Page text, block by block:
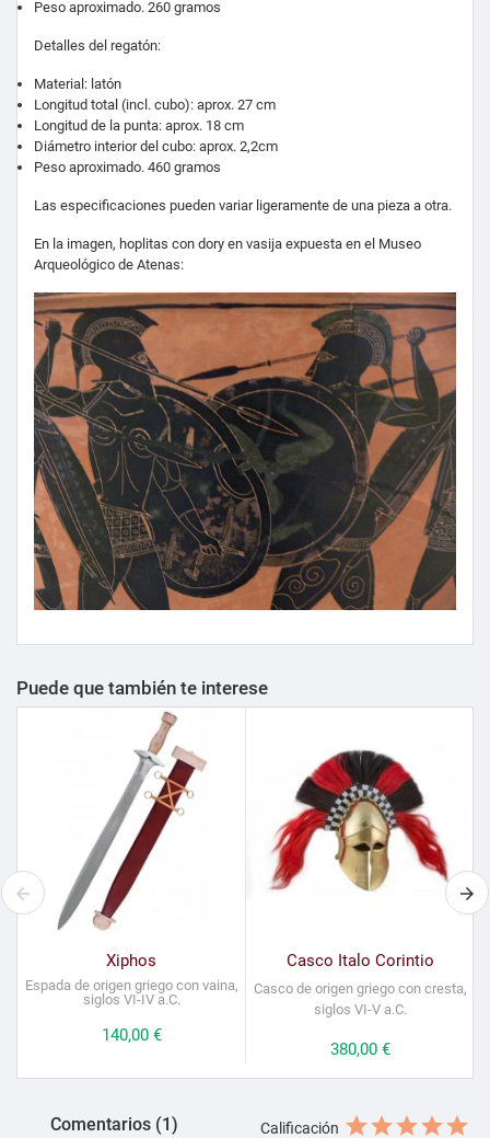
Peso aproximado. 260 gramos
Detalles del regatón:
Material: latón
Longitud total (incl. cubo): aprox. 27 cm
Longitud de la punta: aprox. 18 cm
Diámetro interior del cubo: aprox. 2,2cm
Peso aproximado. 460 gramos
Las especificaciones pueden variar ligeramente de una pieza a otra.
En la imagen, hoplitas con dory en vasija expuesta en el Museo
Arqueológico de Atenas:
Puede que también te interese
Xiphos
Espada de origen griego con vaina,
siglos VI-IV a.C.
Precio
140,00 €
Casco Italo Corintio
Casco de origen griego con cresta,
siglos VI-V a.C.
Precio
380,00 €
Comentarios (1) Calificación